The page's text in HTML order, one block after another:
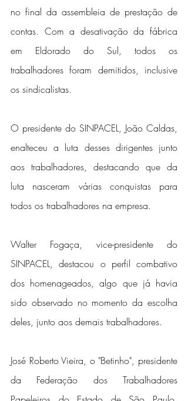
no final da assembleia de prestação de
contas. Com a desativação da fábrica
em Eldorado do Sul, todos os
trabalhadores foram demitidos, inclusive
os sindicalistas.
O presidente do SINPACEL, João Caldas,
enalteceu a luta desses dirigentes junto
aos trabalhadores, destacando que da
luta nasceram várias conquistas para
todos os trabalhadores na empresa.
Walter Fogaça, vice-presidente do
SINPACEL, destacou o perfil combativo
dos homenageados, algo que já havia
sido observado no momento da escolha
deles, junto aos demais trabalhadores.
José Roberto Vieira, o "Betinho", presidente
da Federação dos Trabalhadores